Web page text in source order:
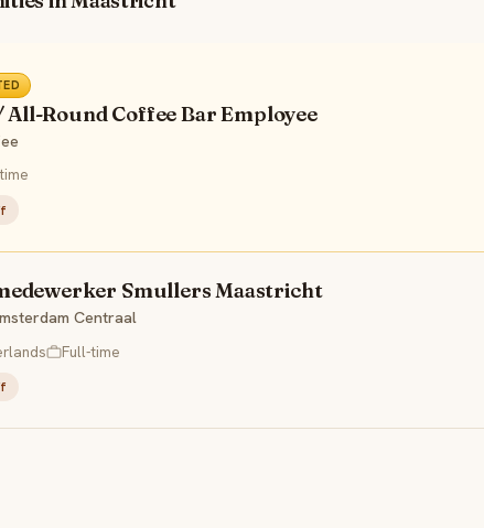
All-Round Coffee Bar Employee
Smullers Maastricht
Centraal
Full-time